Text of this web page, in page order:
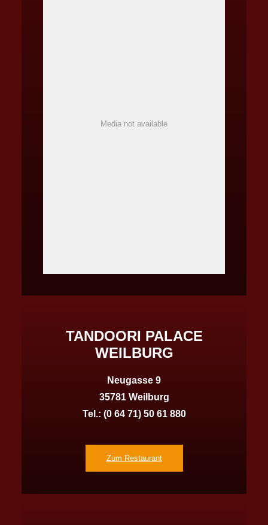
Media not available
TANDOORI PALACE
WEILBURG
Neugasse 9
35781 Weilburg
Tel.: (0 64 71) 50 61 880
Zum Restaurant